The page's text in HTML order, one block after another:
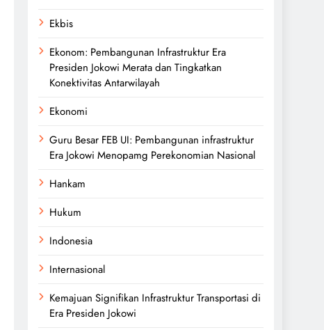
Ekbis
Ekonom: Pembangunan Infrastruktur Era
Presiden Jokowi Merata dan Tingkatkan
Konektivitas Antarwilayah
Ekonomi
Guru Besar FEB UI: Pembangunan infrastruktur
Era Jokowi Menopamg Perekonomian Nasional
Hankam
Hukum
Indonesia
Internasional
Kemajuan Signifikan Infrastruktur Transportasi di
Era Presiden Jokowi